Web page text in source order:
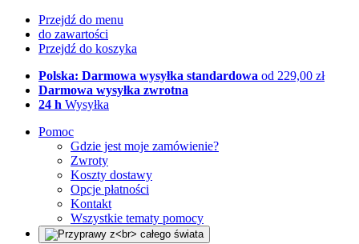
Przejdź do menu
do zawartości
Przejdź do koszyka
Polska: Darmowa wysyłka standardowa od 229,00 zł
Darmowa wysyłka zwrotna
24 h Wysyłka
Pomoc
Gdzie jest moje zamówienie?
Zwroty
Koszty dostawy
Opcje płatności
Kontakt
Wszystkie tematy pomocy